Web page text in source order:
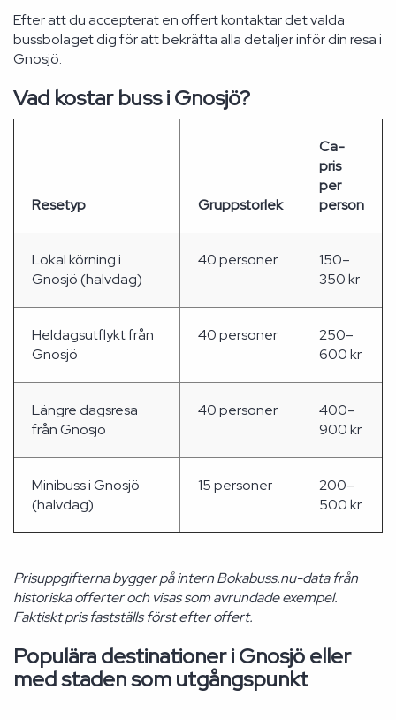
Efter att du accepterat en offert kontaktar det valda
bussbolaget dig för att bekräfta alla detaljer inför din resa i
Gnosjö.
Vad kostar buss i Gnosjö?
Resetyp Gruppstorlek
Ca-
pris
per
person
Lokal körning i
Gnosjö (halvdag)
40 personer
150–
350 kr
Heldagsutflykt från
Gnosjö
40 personer
250–
600 kr
Längre dagsresa
från Gnosjö
40 personer
400–
900 kr
Minibuss i Gnosjö
(halvdag)
15 personer
200–
500 kr
Prisuppgifterna bygger på intern Bokabuss.nu-data från
historiska offerter och visas som avrundade exempel.
Faktiskt pris fastställs först efter offert.
Populära destinationer i Gnosjö eller
med staden som utgångspunkt